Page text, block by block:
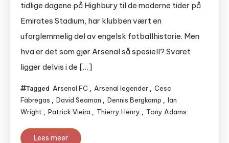
tidlige dagene på Highbury til de moderne tider på
Emirates Stadium, har klubben vært en
uforglemmelig del av engelsk fotballhistorie. Men
hva er det som gjør Arsenal så spesiell? Svaret
ligger delvis i de […]
Tagged Arsenal FC , Arsenal legender , Cesc
Fàbregas , David Seaman , Dennis Bergkamp , Ian
Wright , Patrick Vieira , Thierry Henry , Tony Adams
Lees meer